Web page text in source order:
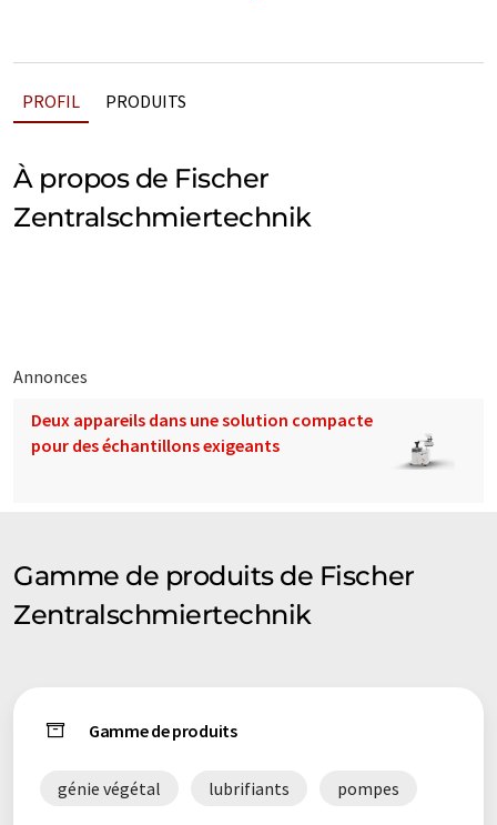
PROFIL PRODUITS
À propos de Fischer
Zentralschmiertechnik
Annonces
Deux appareils dans une solution compacte
pour des échantillons exigeants
Gamme de produits de Fischer
Zentralschmiertechnik
Gamme de produits
génie végétal lubrifiants pompes